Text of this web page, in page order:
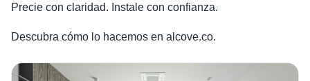
Precie con claridad. Instale con confianza.
Descubra cómo lo hacemos en alcove.co.